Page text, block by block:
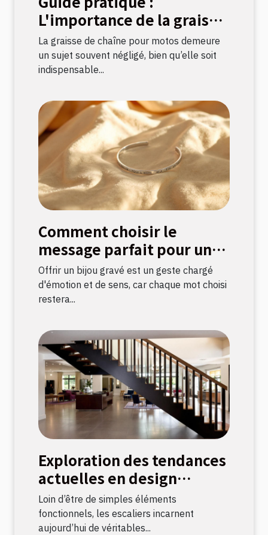
L'importance de la graisse
de chaîne pour motos
La graisse de chaîne pour motos demeure
un sujet souvent négligé, bien qu’elle soit
indispensable...
Comment choisir le
message parfait pour un
bijou gravé ?
Offrir un bijou gravé est un geste chargé
d'émotion et de sens, car chaque mot choisi
restera...
Exploration des tendances
actuelles en design
d'escaliers
Loin d’être de simples éléments
fonctionnels, les escaliers incarnent
aujourd’hui de véritables...